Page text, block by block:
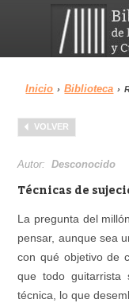
Menu
Biblioteca
Área personal
Inicio › Biblioteca ›
VOLVER
Autor:Desconocido
Técnicas de
La pregunta del
pensar, aunque sea
con qué objetivo de
que todo guitarrista
técnica, lo que